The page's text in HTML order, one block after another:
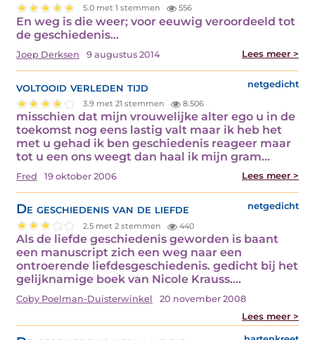
5.0 met 1 stemmen 556
En weg is die weer; voor eeuwig veroordeeld tot
de geschiedenis…
Joep Derksen 9 augustus 2014 Lees meer >
voltooid verleden tijd netgedicht
3.9 met 21 stemmen 8.506
misschien dat mijn vrouwelijke alter ego u in de
toekomst nog eens lastig valt maar ik heb het
met u gehad ik ben geschiedenis reageer maar
tot u een ons weegt dan haal ik mijn gram…
Fred 19 oktober 2006 Lees meer >
De geschiedenis van de liefde netgedicht
2.5 met 2 stemmen 440
Als de liefde geschiedenis geworden is baant
een manuscript zich een weg naar een
ontroerende liefdesgeschiedenis. gedicht bij het
gelijknamige boek van Nicole Krauss.…
Coby Poelman-Duisterwinkel
20 november 2008
Lees meer >